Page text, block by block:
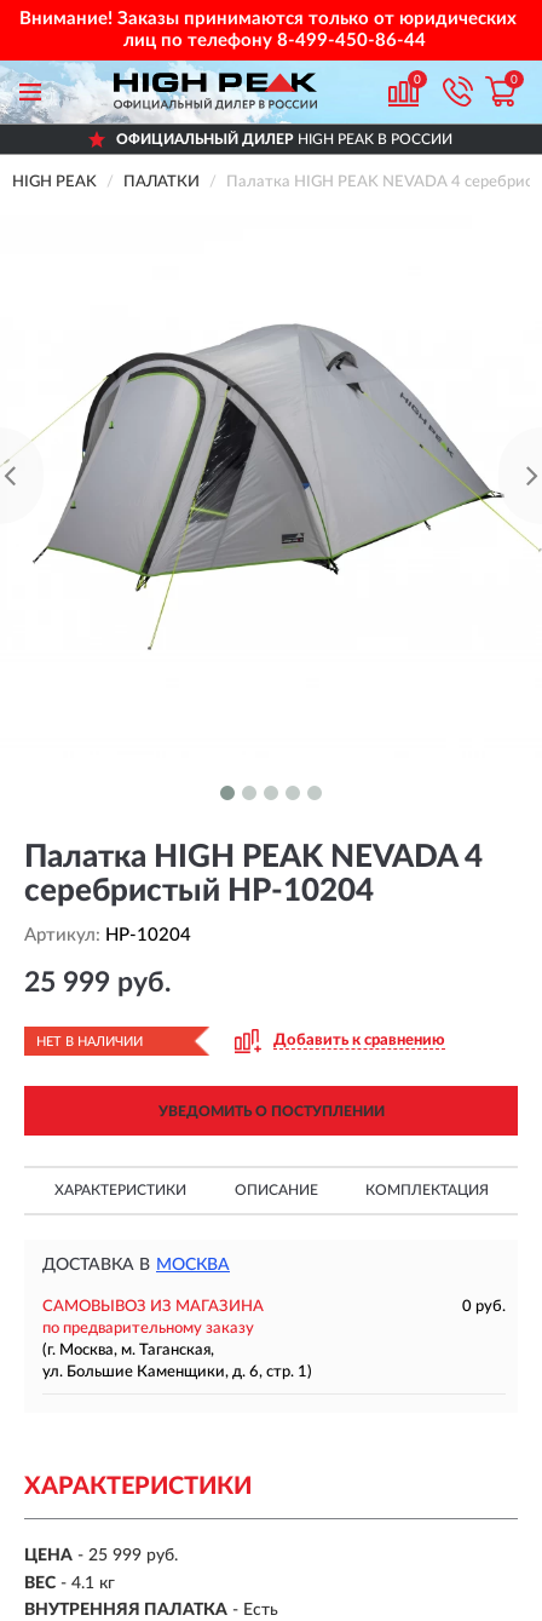
Внимание! Заказы принимаются только от юридических
лиц по телефону 8-499-450-86-44
0 0
ОФИЦИАЛЬНЫЙ ДИЛЕРHIGH PEAK В РОССИИ
HIGH PEAK ПАЛАТКИ Палатка HIGH PEAK NEVADA 4
Палатка HIGH PEAK NEVADA 4
серебристый HP-10204
Артикул: HP-10204
25 999 руб.
НЕТ В НАЛИЧИИ Добавить к сравнению
УВЕДОМИТЬ О ПОСТУПЛЕНИИ
ХАРАКТЕРИСТИКИ ОПИСАНИЕ КОМПЛЕКТАЦИЯ
ДОСТАВКА В МОСКВА
САМОВЫВОЗ ИЗ МАГАЗИНА
0 руб.
по предварительному заказу
(г. Москва, м. Таганская,
ул. Большие Каменщики, д. 6, стр. 1)
ХАРАКТЕРИСТИКИ
ЦЕНА - 25 999 руб.
ВЕС - 4.1 кг
ВНУТРЕННЯЯ ПАЛАТКА - Есть